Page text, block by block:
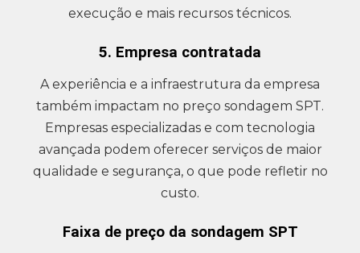
execução e mais recursos técnicos.
5. Empresa contratada
A experiência e a infraestrutura da empresa
também impactam no preço sondagem SPT.
Empresas especializadas e com tecnologia
avançada podem oferecer serviços de maior
qualidade e segurança, o que pode refletir no
custo.
Faixa de preço da sondagem SPT